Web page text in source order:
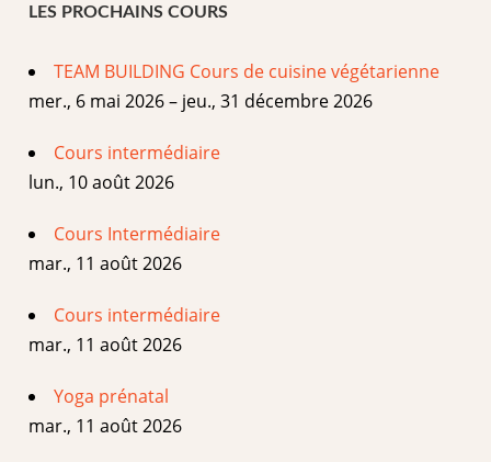
LES PROCHAINS COURS
TEAM BUILDING Cours de cuisine végétarienne
mer., 6 mai 2026 – jeu., 31 décembre 2026
Cours intermédiaire
lun., 10 août 2026
Cours Intermédiaire
mar., 11 août 2026
Cours intermédiaire
mar., 11 août 2026
Yoga prénatal
mar., 11 août 2026